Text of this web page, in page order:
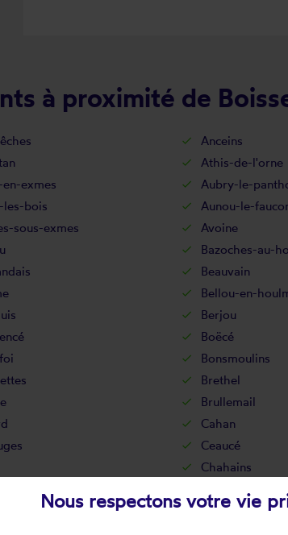
à proximité de
Anceins
Athis-de-l'orne
exmes Aubry-le-
les-bois Aunou-le-
sous-exmes Avoine
Bazoches-au-
Beauvain
Bellou-en-
Berjou
Boëcé
Bonsmoulins
Brethel
Brullemail
Cahan
Ceaucé
Chahains
Chandai
Nous respectons votre vie